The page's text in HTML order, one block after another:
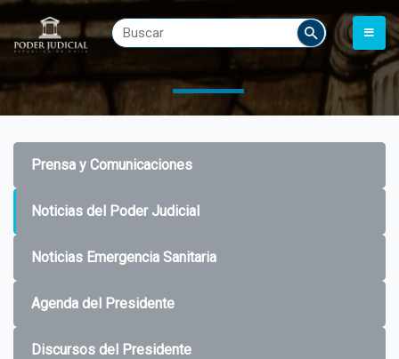
Prensa y Comunicaciones
Noticias del Poder Judicial
Noticias Emergencia Sanitaria
Agenda del Presidente
Discursos del Presidente